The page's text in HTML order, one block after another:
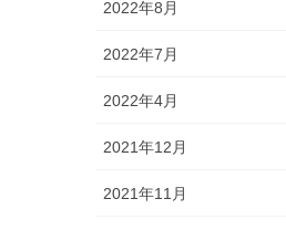
2022年8月
2022年7月
2022年4月
2021年12月
2021年11月